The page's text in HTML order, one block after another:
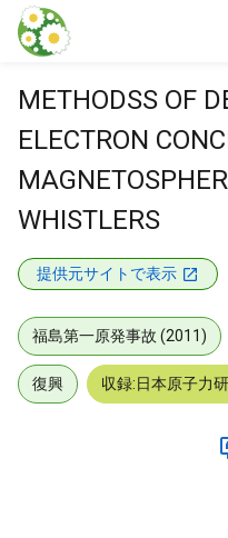
本文に飛ぶ
METHODSS OF
ELECTRON
WHISTLERS
提供元サイトで表示
福島第一原発事故 (2011)
復興 収録:日本原子力